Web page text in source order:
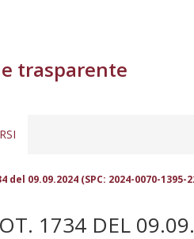
trasparente
09.09.2024 (SPC: 2024-0070-1395-
1734 DEL